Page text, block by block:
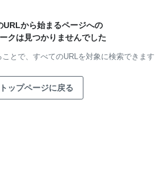
URLから始まるページへの
クは見つかりませんでした
とで、 すべてのURLを対象に検索できます
トップページに戻る